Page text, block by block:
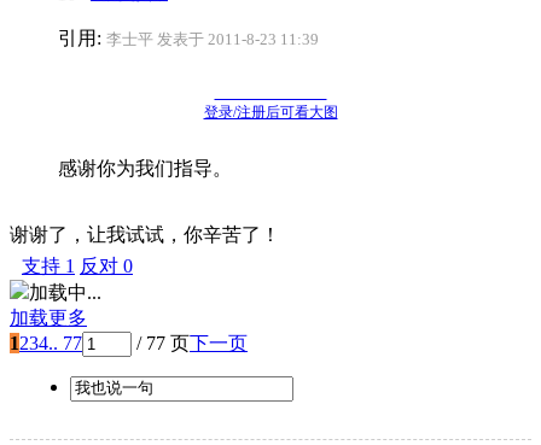
引用: 李士平 发表于 2011-8-23 11:39
登录/注册后可看大图
感谢你为我们指导。
谢谢了，让我试试，你辛苦了！
支持 1 反对 0
加载中...
加载更多
1234.. 77 / 77 页下一页